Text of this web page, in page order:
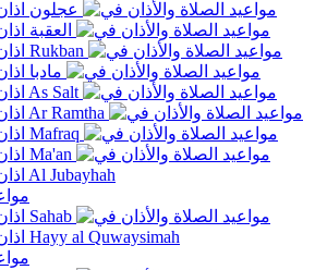
Rukban
As Salt
Ar Ramtha
Mafraq
Ma'an
Al Jubayhah
Sahab
Hayy al Quwaysimah